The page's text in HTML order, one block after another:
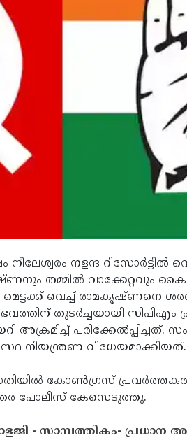
നളന്ദ റിസോര്‍ട്ടില്‍
തമ്മില്‍ വാക്കേറ്റവും
മെട്ടക്ക് വെച്ച് രാമകൃഷ്ണനെ
തുടര്‍ച്ചയായി
പരിക്കേല്‍പ്പിച്ചത്.
നിയന്ത്രണ വിധേയമാക്കിയത്.
കോണ്‍ഗ്രസ്
പോലീസ് കേസെടുത്തു.
- സാമ്പത്തികം- പ്രധാന